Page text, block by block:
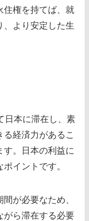
住権を持てば、就
、より安定した生
日本に滞在し、素
経済力があるこ
す。日本の利益に
イントです。
が必要なため、
がら滞在する必要